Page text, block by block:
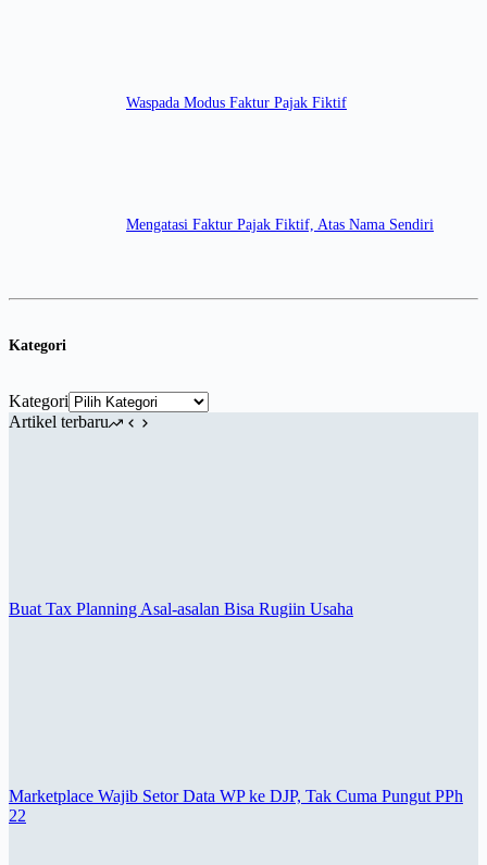
Waspada Modus Faktur Pajak Fiktif
Mengatasi Faktur Pajak Fiktif, Atas Nama Sendiri
Kategori
Kategori
Artikel terbaru
Buat Tax Planning Asal-asalan Bisa Rugiin Usaha
Marketplace Wajib Setor Data WP ke DJP, Tak Cuma Pungut PPh
22